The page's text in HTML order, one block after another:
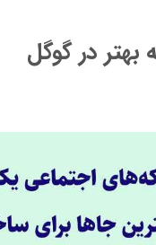
در گوگل